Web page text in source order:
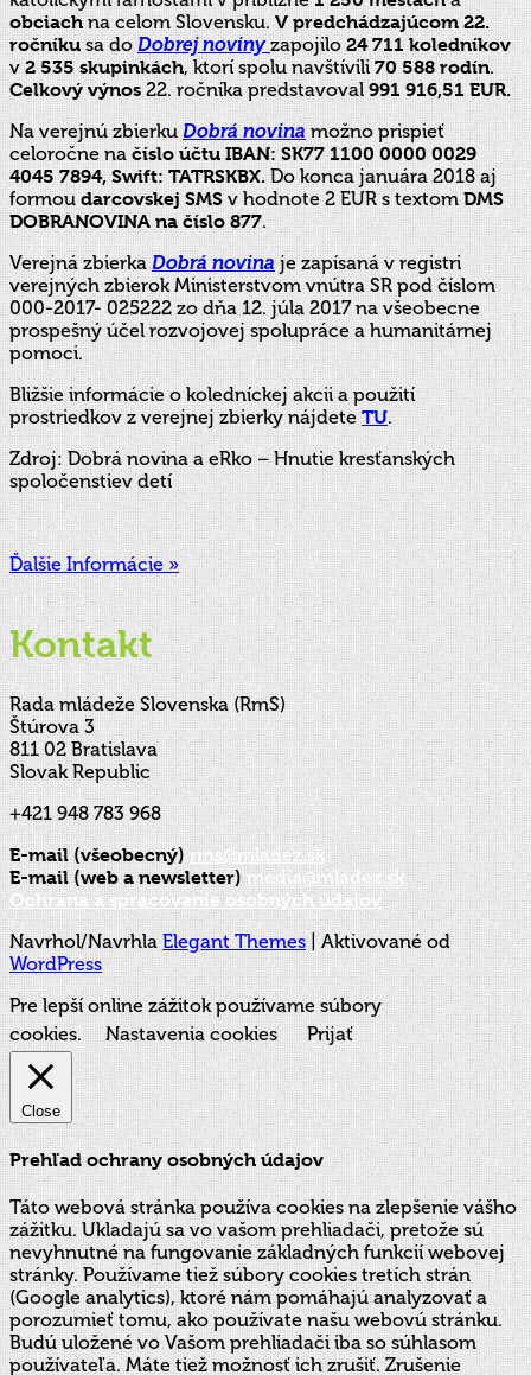
obciachna celom Slovensku.V predchádzajúcom 22.
ročníkusa doDobrej noviny zapojilo24 711 koledníkov
v2 535 skupinkách, ktorí spolu navštívili70 588 rodín.
Celkový výnos22. ročníka predstavoval991 916,51 EUR.
Na verejnú zbierkuDobrá novinamožno prispieť
celoročne načíslo účtu IBAN: SK77 1100 0000 0029
4045 7894, Swift: TATRSKBX.Do konca januára 2018 aj
formoudarcovskej SMSv hodnote 2 EUR s textomDMS
DOBRANOVINA na číslo 877.
Verejná zbierkaDobrá novinaje zapísaná v registri
verejných zbierok Ministerstvom vnútra SR pod číslom
000-2017- 025222 zo dňa 12. júla 2017 na všeobecne
prospešný účel rozvojovej spolupráce a humanitárnej
pomoci.
Bližšie informácie o koledníckej akcii a použití
prostriedkov z verejnej zbierky nájdeteTU.
Zdroj: Dobrá novina a eRko – Hnutie kresťanských
spoločenstiev detí
Ďalšie Informácie »
Kontakt
Rada mládeže Slovenska (RmS)
Štúrova 3
811 02 Bratislava
Slovak Republic
+421 948 783 968
E-mail (všeobecný)rms@mladez.sk
E-mail (web a newsletter) media@mladez.sk
Ochrana a spracovanie osobných údajov
Navrhol/NavrhlaElegant Themes| Aktivované od
WordPress
Pre lepší online zážitok používame súbory
cookies.
Nastavenia cookies Prijať
Close
Prehľad ochrany osobných údajov
Táto webová stránka používa cookies na zlepšenie vášho
zážitku. Ukladajú sa vo vašom prehliadači, pretože sú
nevyhnutné na fungovanie základných funkcií webovej
stránky. Používame tiež súbory cookies tretích strán
(Google analytics), ktoré nám pomáhajú analyzovať a
porozumieť tomu, ako používate našu webovú stránku.
Budú uložené vo Vašom prehliadači iba so súhlasom
používateľa. Máte tiež možnosť ich zrušiť. Zrušenie